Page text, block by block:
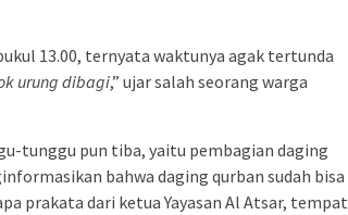
13.00, ternyata waktunya agak tertunda
urung dibagi,” ujar salah seorang warga
tunggu pun tiba, yaitu pembagian daging
bahwa daging qurban sudah bisa
prakata dari ketua Yayasan Al Atsar, tempat